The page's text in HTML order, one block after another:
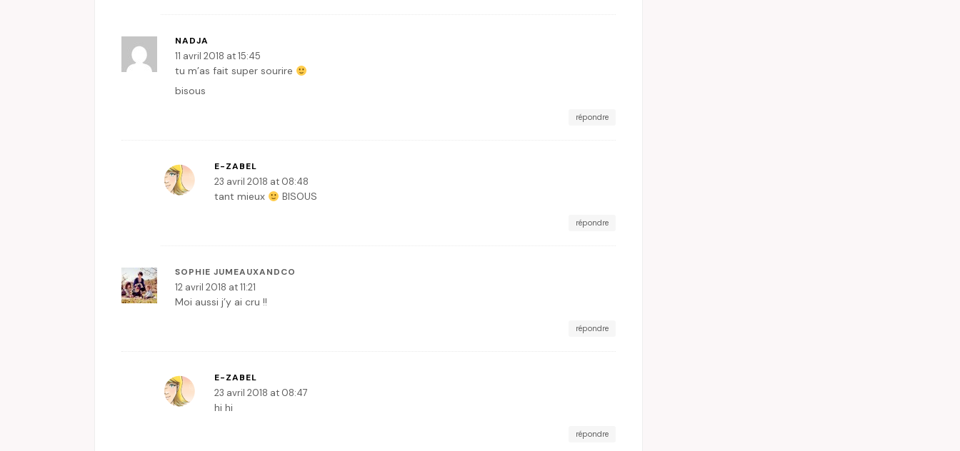
NADJA
11 avril 2018 at 15:45
tu m’as fait super sourire
bisous
répondre
E-ZABEL
23 avril 2018 at 08:48
tant mieux BISOUS
répondre
SOPHIE JUMEAUXANDCO
12 avril 2018 at 11:21
Moi aussi j’y ai cru !!
répondre
E-ZABEL
23 avril 2018 at 08:47
hi hi
répondre